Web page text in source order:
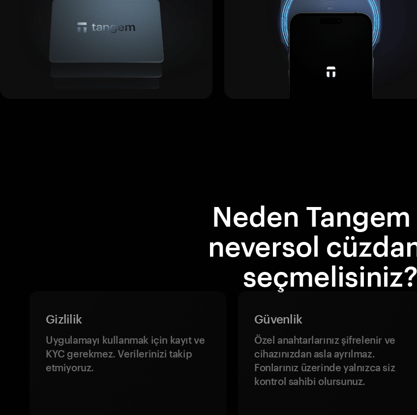
Neden
neversol
seçmelisiniz?
Gizlilik
Uygulamayı kullanmak için kayıt ve
KYC gerekmez. Verilerinizi takip
etmiyoruz.
Güvenlik
Özel anahtarlarınız şifrelenir ve
cihazınızdan asla ayrılmaz.
Fonlarınız üzerinde yalnızca siz
kontrol sahibi olursunuz.